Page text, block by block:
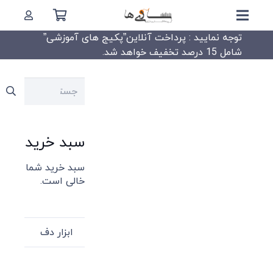
توجه نمایید : پرداخت آنلاین”پکیج های آموزشی”
شامل 15 درصد تخفیف خواهد شد.
جستجو
سبد خرید
سبد خرید شما
خالی است.
ابزار دف